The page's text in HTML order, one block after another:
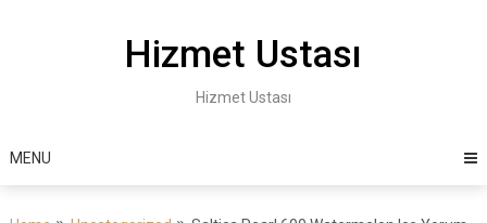
Hizmet Ustası
Hizmet Ustası
MENU